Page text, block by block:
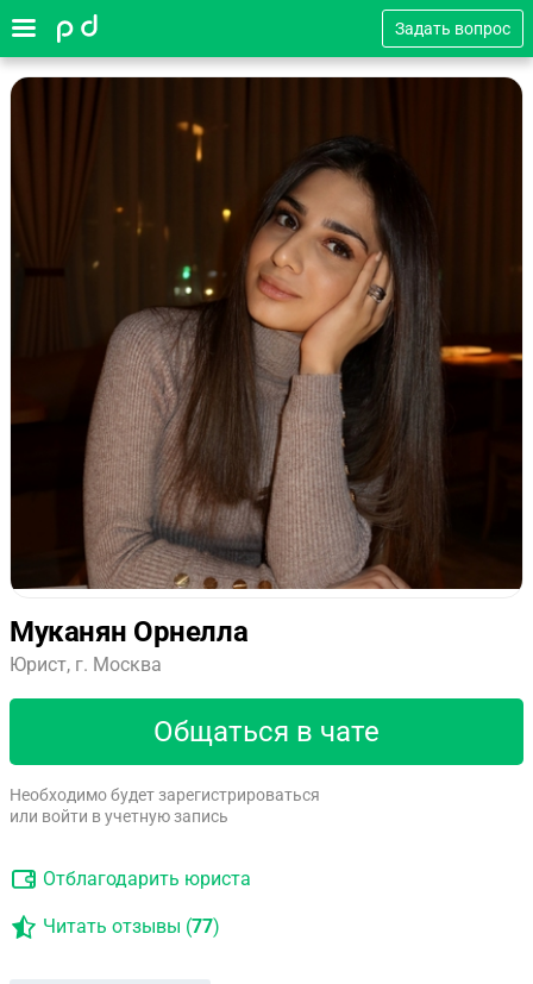
Задать вопрос
Муканян Орнелла
Юрист, г. Москва
Общаться в чате
Необходимо будет зарегистрироваться
или войти в учетную запись
Отблагодарить юриста
Читать отзывы (77)